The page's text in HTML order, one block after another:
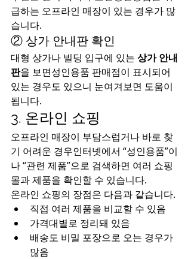
급하는 오프라인 매장이 있는 경우가 많
습니다.
② 상가 안내판 확인
대형 상가나 빌딩 입구에 있는 상가 안내
판을 보면성인용품 판매점이 표시되어
있는 경우도 있으니 눈여겨보면 도움이
됩니다.
3. 온라인 쇼핑
오프라인 매장이 부담스럽거나 바로 찾
기 어려운 경우인터넷에서 “성인용품”이
나 “관련 제품”으로 검색하면 여러 쇼핑
몰과 제품을 확인할 수 있습니다.
온라인 쇼핑의 장점은 다음과 같습니다.
직접 여러 제품을 비교할 수 있음
가격대별로 정리돼 있음
배송도 비밀 포장으로 오는 경우가
많음